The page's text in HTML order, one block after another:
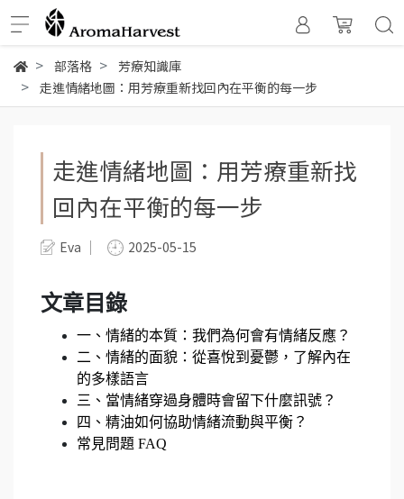
部落格
芳療知識庫
走進情緒地圖：用芳療重新找回內在平衡的每一步
走進情緒地圖：用芳療重新找
回內在平衡的每一步
Eva 2025-05-15
文章目錄
一、情緒的本質：我們為何會有情緒反應？
二、情緒的面貌：從喜悅到憂鬱，了解內在
的多樣語言
三、當情緒穿過身體時會留下什麼訊號？
四、 精油如何協助情緒流動與平衡？
常見問題 FAQ